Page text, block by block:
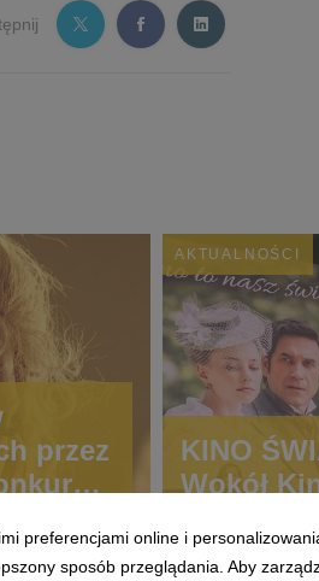
przez
AKTUALNOŚCI
KINO
Wokół
preferencjami online i
sposób przeglądania. Aby